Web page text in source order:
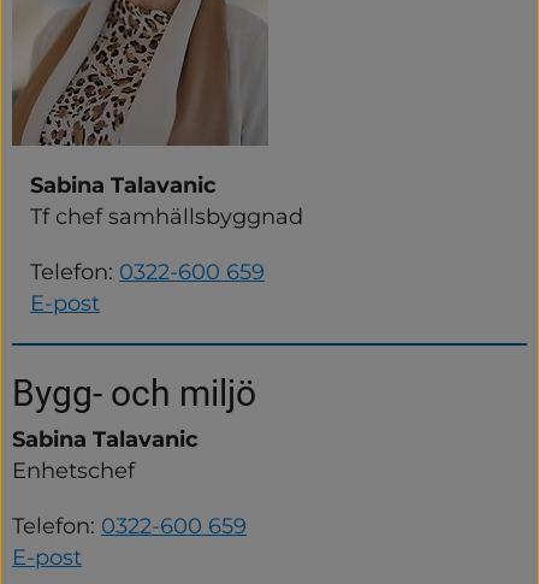
Sabina Talavanic
Tf chef samhällsbyggnad
Telefon: 0322-600 659
E-post
Bygg- och miljö
Sabina Talavanic
Enhetschef
Telefon: 0322-600 659
E-post